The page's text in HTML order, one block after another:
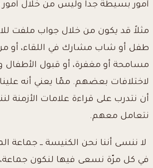
أمور بسيطة جداً وليس من خلال أمور
مثلاً قد يكون من خلال جواب ملفت
طفل أو شاب مشارك في اللقاء، أو
مسامحة أو مغفرة، أو قبول الأطفال
لاختلافات بعضهم. ممّا يعني أنه
أن نتدرب على قراءة علامات الأزمنة
نتعامل معهم.
لا ننسى أننا نحن الكنيسة ــ جماعة
في كل مرّة نسعى فيها لنكون